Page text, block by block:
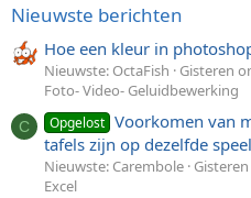
Nieuwste berichten
Hoe een kleur in
Nieuwste: OctaFish
Gisteren
Foto- Video- Geluidbewerking
C Opgelost Voorkomen van
tafels zijn op dezelfde
Nieuwste: Carembole
Excel